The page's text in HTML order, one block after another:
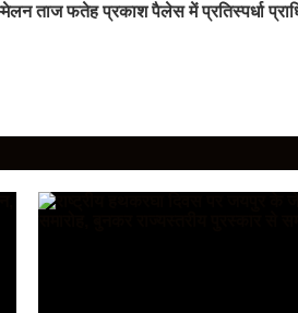
ताज फतेह प्रकाश पैलेस में प्रतिस्पर्धा